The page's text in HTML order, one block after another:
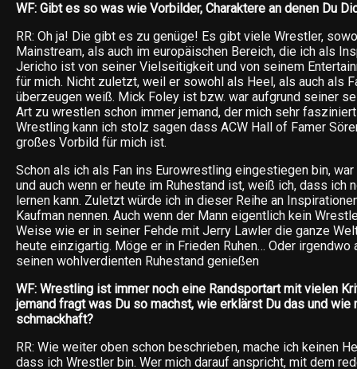
WF: Gibt es so was wie Vorbilder, Charaktere an denen Du
RR: Oh ja! Die gibt es zu genüge! Es gibt viele Wrestler,
Mainstream, als auch im europäischen Bereich, die ich als
Jericho ist von seiner Vielseitigkeit und von seinem
für mich. Nicht zuletzt, weil er sowohl als Heel, als auch als
überzeugen weiß. Mick Foley ist bzw. war aufgrund seiner
Art zu wrestlen schon immer jemand, der mich sehr
Wrestling kann ich stolz sagen dass ACW Hall of Famer
großes Vorbild für mich ist.
Schon als ich als Fan ins Eurowrestling eingestiegen bin,
und auch wenn er heute im Ruhestand ist, weiß ich, dass ich
lernen kann. Zuletzt würde ich in dieser Reihe an
Kaufman nennen. Auch wenn der Mann eigentlich kein
Weise wie er in seiner Fehde mit Jerry Lawler die ganze
heute einzigartig. Möge er in Frieden Ruhen… Oder
seinen wohlverdienten Ruhestand genießen
WF: Wrestling ist immer noch eine Randsportart mit vielen
jemand fragt was Du so machst, wie erklärst Du das und wie
schmackhaft?
RR: Wie weiter oben schon beschrieben, mache ich keinen
dass ich Wrestler bin. Wer mich darauf anspricht, mit dem